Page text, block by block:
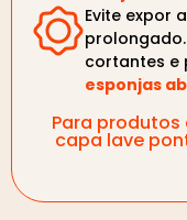
Evite expor
cortantes e
esponjas
Para
capa lave